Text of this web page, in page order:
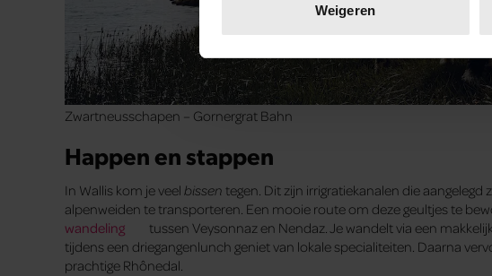
toestemming op elk moment wijzigen of
We gebruiken cookies om content en
websiteverkeer te analyseren. Ook delen
media, adverteren en analyse. Deze
verstrekt of die ze hebben verzameld op
onze website blijft gebruiken.
Weigeren
Zwartneusschapen – Gornergrat Bahn
Happen en stappen
In Wallis kom je veel bissen tegen. Dit zijn irrigratiekanalen die
alpenweiden te transporteren. Een mooie route om deze geultjes te
wandeling
tussen Veysonnaz en Nendaz. Je wandelt via een
tijdens een driegangenlunch geniet van lokale specialiteiten. Daarna
prachtige Rhônedal.